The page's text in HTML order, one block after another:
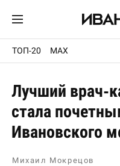
ТОП-20 MAX
Лучший врач-
стала
Ивановского
Михаил Мокрецов